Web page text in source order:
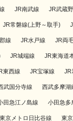
JR南武線 JR武蔵
JR常磐線(上野～取手)
線 JR水戸線 JR両
JR城端線 JR東海道
東西線 JR宝塚線 JR
武国分寺線 西武多摩湖
田急江ノ島線 小田急多
東京メトロ日比谷線 東